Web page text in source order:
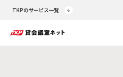
TKPのサービス一覧